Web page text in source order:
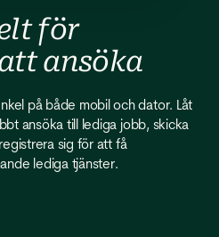
för
ansöka
på både mobil och dator. Låt
ansöka till lediga jobb, skicka
sig för att få
lediga tjänster.